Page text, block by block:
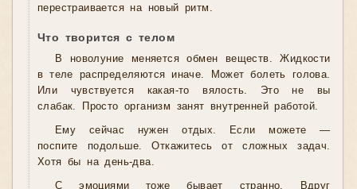
перестраивается на новый ритм.
Что творится с телом
В новолуние меняется обмен веществ. Жидкости
в теле распределяются иначе. Может болеть голова.
Или чувствуется какая-то вялость. Это не вы
слабак. Просто организм занят внутренней работой.
Ему сейчас нужен отдых. Если можете —
поспите подольше. Откажитесь от сложных задач.
Хотя бы на день-два.
С эмоциями тоже бывает странно. Вдруг